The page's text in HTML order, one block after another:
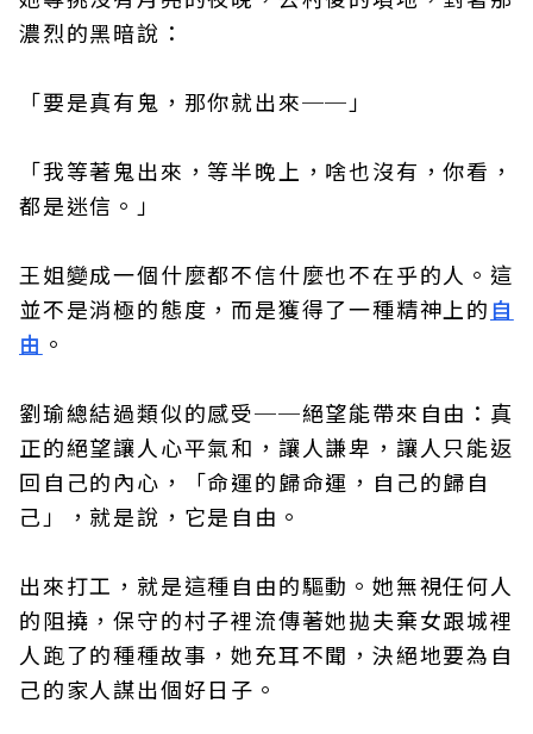
濃烈的黑暗說：
「要是真有鬼，那你就出來──」
「我等著鬼出來，等半晚上，啥也沒有，你看，
都是迷信。」
王姐變成一個什麼都不信什麼也不在乎的人。這
並不是消極的態度，而是獲得了一種精神上的自
由 。
劉瑜總結過類似的感受──絕望能帶來自由：真
正的絕望讓人心平氣和，讓人謙卑，讓人只能返
回自己的內心，「命運的歸命運，自己的歸自
己」，就是說，它是自由。
出來打工，就是這種自由的驅動。她無視任何人
的阻撓，保守的村子裡流傳著她拋夫棄女跟城裡
人跑了的種種故事，她充耳不聞，決絕地要為自
己的家人謀出個好日子。